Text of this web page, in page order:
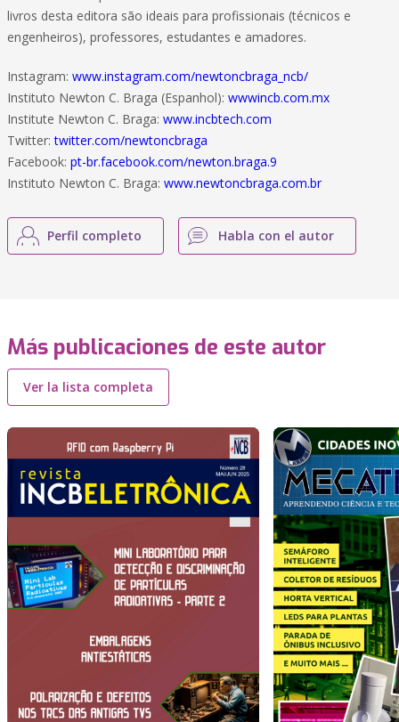
livros desta editora são ideais para profissionais (técnicos e
engenheiros), professores, estudantes e amadores.
Instagram: www.instagram.com/newtoncbraga_ncb/
Instituto Newton C. Braga (Espanhol): wwwincb.com.mx
Institute Newton C. Braga: www.incbtech.com
Twitter:twitter.com/newtoncbraga
Facebook: pt-br.facebook.com/newton.braga.9
Instituto Newton C. Braga: www.newtoncbraga.com.br
Perfil completo Habla con el autor
Más publicaciones de este autor
Ver la lista completa